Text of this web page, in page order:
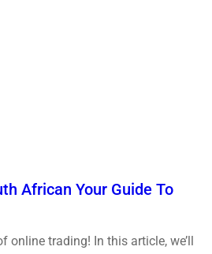
African Your Guide To
online trading! In this article, we’ll